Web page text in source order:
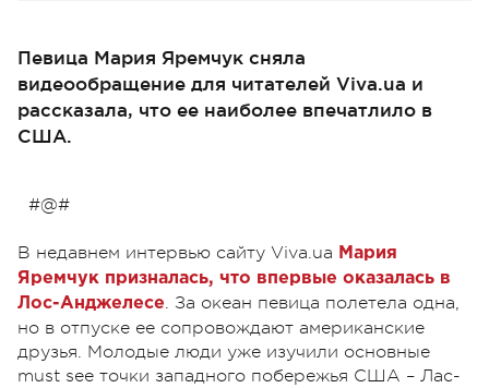
Певица Мария Яремчук сняла
видеообращение для читателей Viva.ua и
рассказала, что ее наиболее впечатлило в
США.
#@#
В недавнем интервью сайту Viva.ua Мария
Яремчук призналась, что впервые оказалась в
Лос-Анджелесе. За океан певица полетела одна,
но в отпуске ее сопровождают американские
друзья. Молодые люди уже изучили основные
must see точки западного побережья США – Лас-